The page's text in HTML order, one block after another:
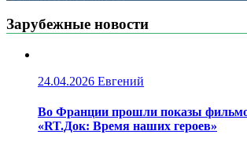
Зарубежные новости
24.04.2026 Евгений
Во Франции прошли показы
«RT.Док: Время наших героев»